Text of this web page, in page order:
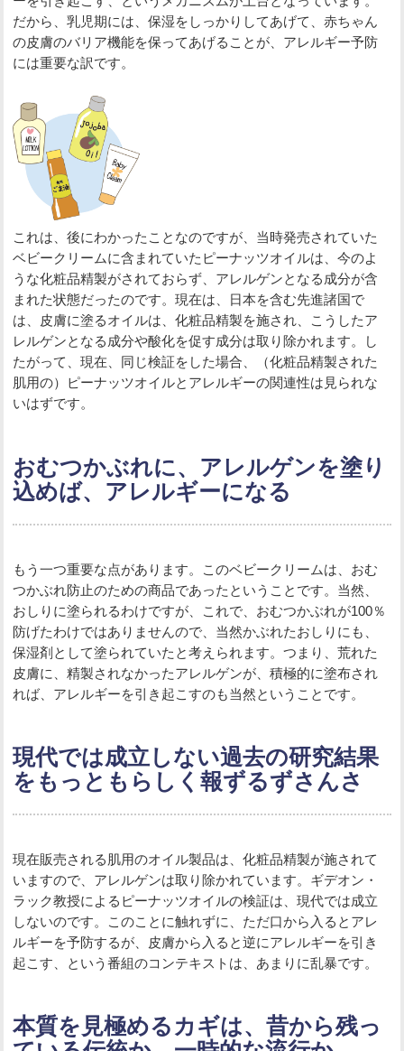
だから、乳児期には、保湿をしっかりしてあげて、赤ちゃん
の皮膚のバリア機能を保ってあげることが、アレルギー予防
には重要な訳です。
これは、後にわかったことなのですが、当時発売されていた
ベビークリームに含まれていたピーナッツオイルは、今のよ
うな化粧品精製がされておらず、アレルゲンとなる成分が含
まれた状態だったのです。現在は、日本を含む先進諸国で
は、皮膚に塗るオイルは、化粧品精製を施され、こうしたア
レルゲンとなる成分や酸化を促す成分は取り除かれます。し
たがって、現在、同じ検証をした場合、（化粧品精製された
肌用の）ピーナッツオイルとアレルギーの関連性は見られな
いはずです。
おむつかぶれに、アレルゲンを塗り
込めば、アレルギーになる
もう一つ重要な点があります。このベビークリームは、おむ
つかぶれ防止のための商品であったということです。当然、
おしりに塗られるわけですが、これで、おむつかぶれが100％
防げたわけではありませんので、当然かぶれたおしりにも、
保湿剤として塗られていたと考えられます。つまり、荒れた
皮膚に、精製されなかったアレルゲンが、積極的に塗布され
れば、アレルギーを引き起こすのも当然ということです。
現代では成立しない過去の研究結果
をもっともらしく報ずるずさんさ
現在販売される肌用のオイル製品は、化粧品精製が施されて
いますので、アレルゲンは取り除かれています。ギデオン・
ラック教授によるピーナッツオイルの検証は、現代では成立
しないのです。このことに触れずに、ただ口から入るとアレ
ルギーを予防するが、皮膚から入ると逆にアレルギーを引き
起こす、という番組のコンテキストは、あまりに乱暴です。
本質を見極めるカギは、昔から残っ